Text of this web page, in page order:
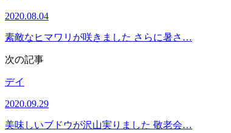
2020.08.04
素敵なヒマワリが咲きました さらに暑さ…
次の記事
デイ
2020.09.29
美味しいブドウが沢山実りました 敬老会…